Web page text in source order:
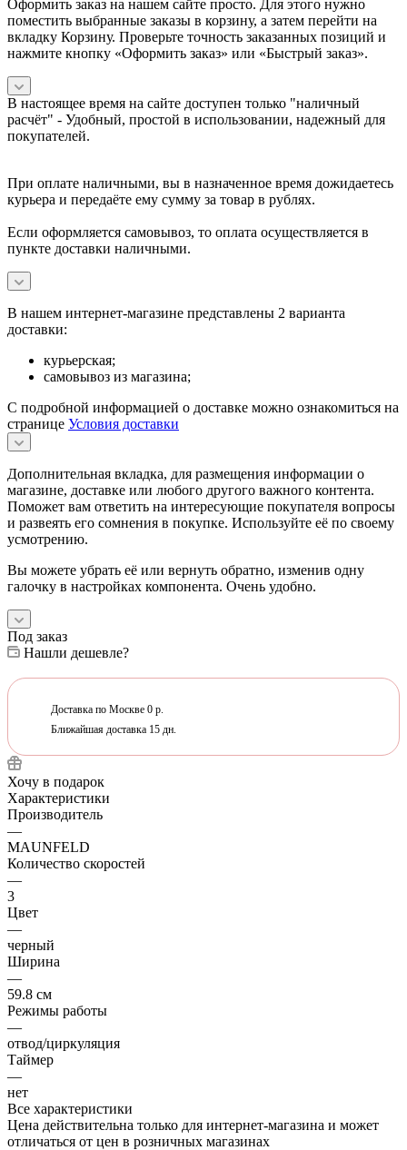
Оформить заказ на нашем сайте просто. Для этого нужно
поместить выбранные заказы в корзину, а затем перейти на
вкладку Корзину. Проверьте точность заказанных позиций и
нажмите кнопку «Оформить заказ» или «Быстрый заказ».
В настоящее время на сайте доступен только "наличный
расчёт" - Удобный, простой в использовании, надежный для
покупателей.
При оплате наличными, вы в назначенное время дожидаетесь
курьера и передаёте ему сумму за товар в рублях.
Если оформляется самовывоз, то оплата осуществляется в
пункте доставки наличными.
В нашем интернет-магазине представлены 2 варианта
доставки:
курьерская;
самовывоз из магазина;
С подробной информацией о доставке можно ознакомиться на
странице Условия доставки
Дополнительная вкладка, для размещения информации о
магазине, доставке или любого другого важного контента.
Поможет вам ответить на интересующие покупателя вопросы
и развеять его сомнения в покупке. Используйте её по своему
усмотрению.
Вы можете убрать её или вернуть обратно, изменив одну
галочку в настройках компонента. Очень удобно.
Под заказ
Нашли дешевле?
Доставка по Москве 0 р.
Ближайшая доставка 15 дн.
Хочу в подарок
Характеристики
Производитель
—
MAUNFELD
Количество скоростей
—
3
Цвет
—
черный
Ширина
—
59.8 см
Режимы работы
—
отвод/циркуляция
Таймер
—
нет
Все характеристики
Цена действительна только для интернет-магазина и может
отличаться от цен в розничных магазинах